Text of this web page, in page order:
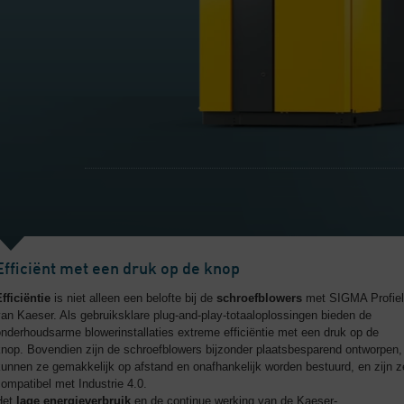
met een druk op de knop
is niet alleen een belofte bij de schroefblowers met SIGMA Profiel
Kaeser. Als gebruiksklare plug-and-play-totaaloplossingen bieden de
blowerinstallaties extreme efficiëntie met een druk op de
Bovendien zijn de schroefblowers bijzonder plaatsbesparend ontworpen,
ze gemakkelijk op afstand en onafhankelijk worden bestuurd, en zijn
met Industrie 4.0.
lage energieverbruik en de continue werking van de Kaeser-